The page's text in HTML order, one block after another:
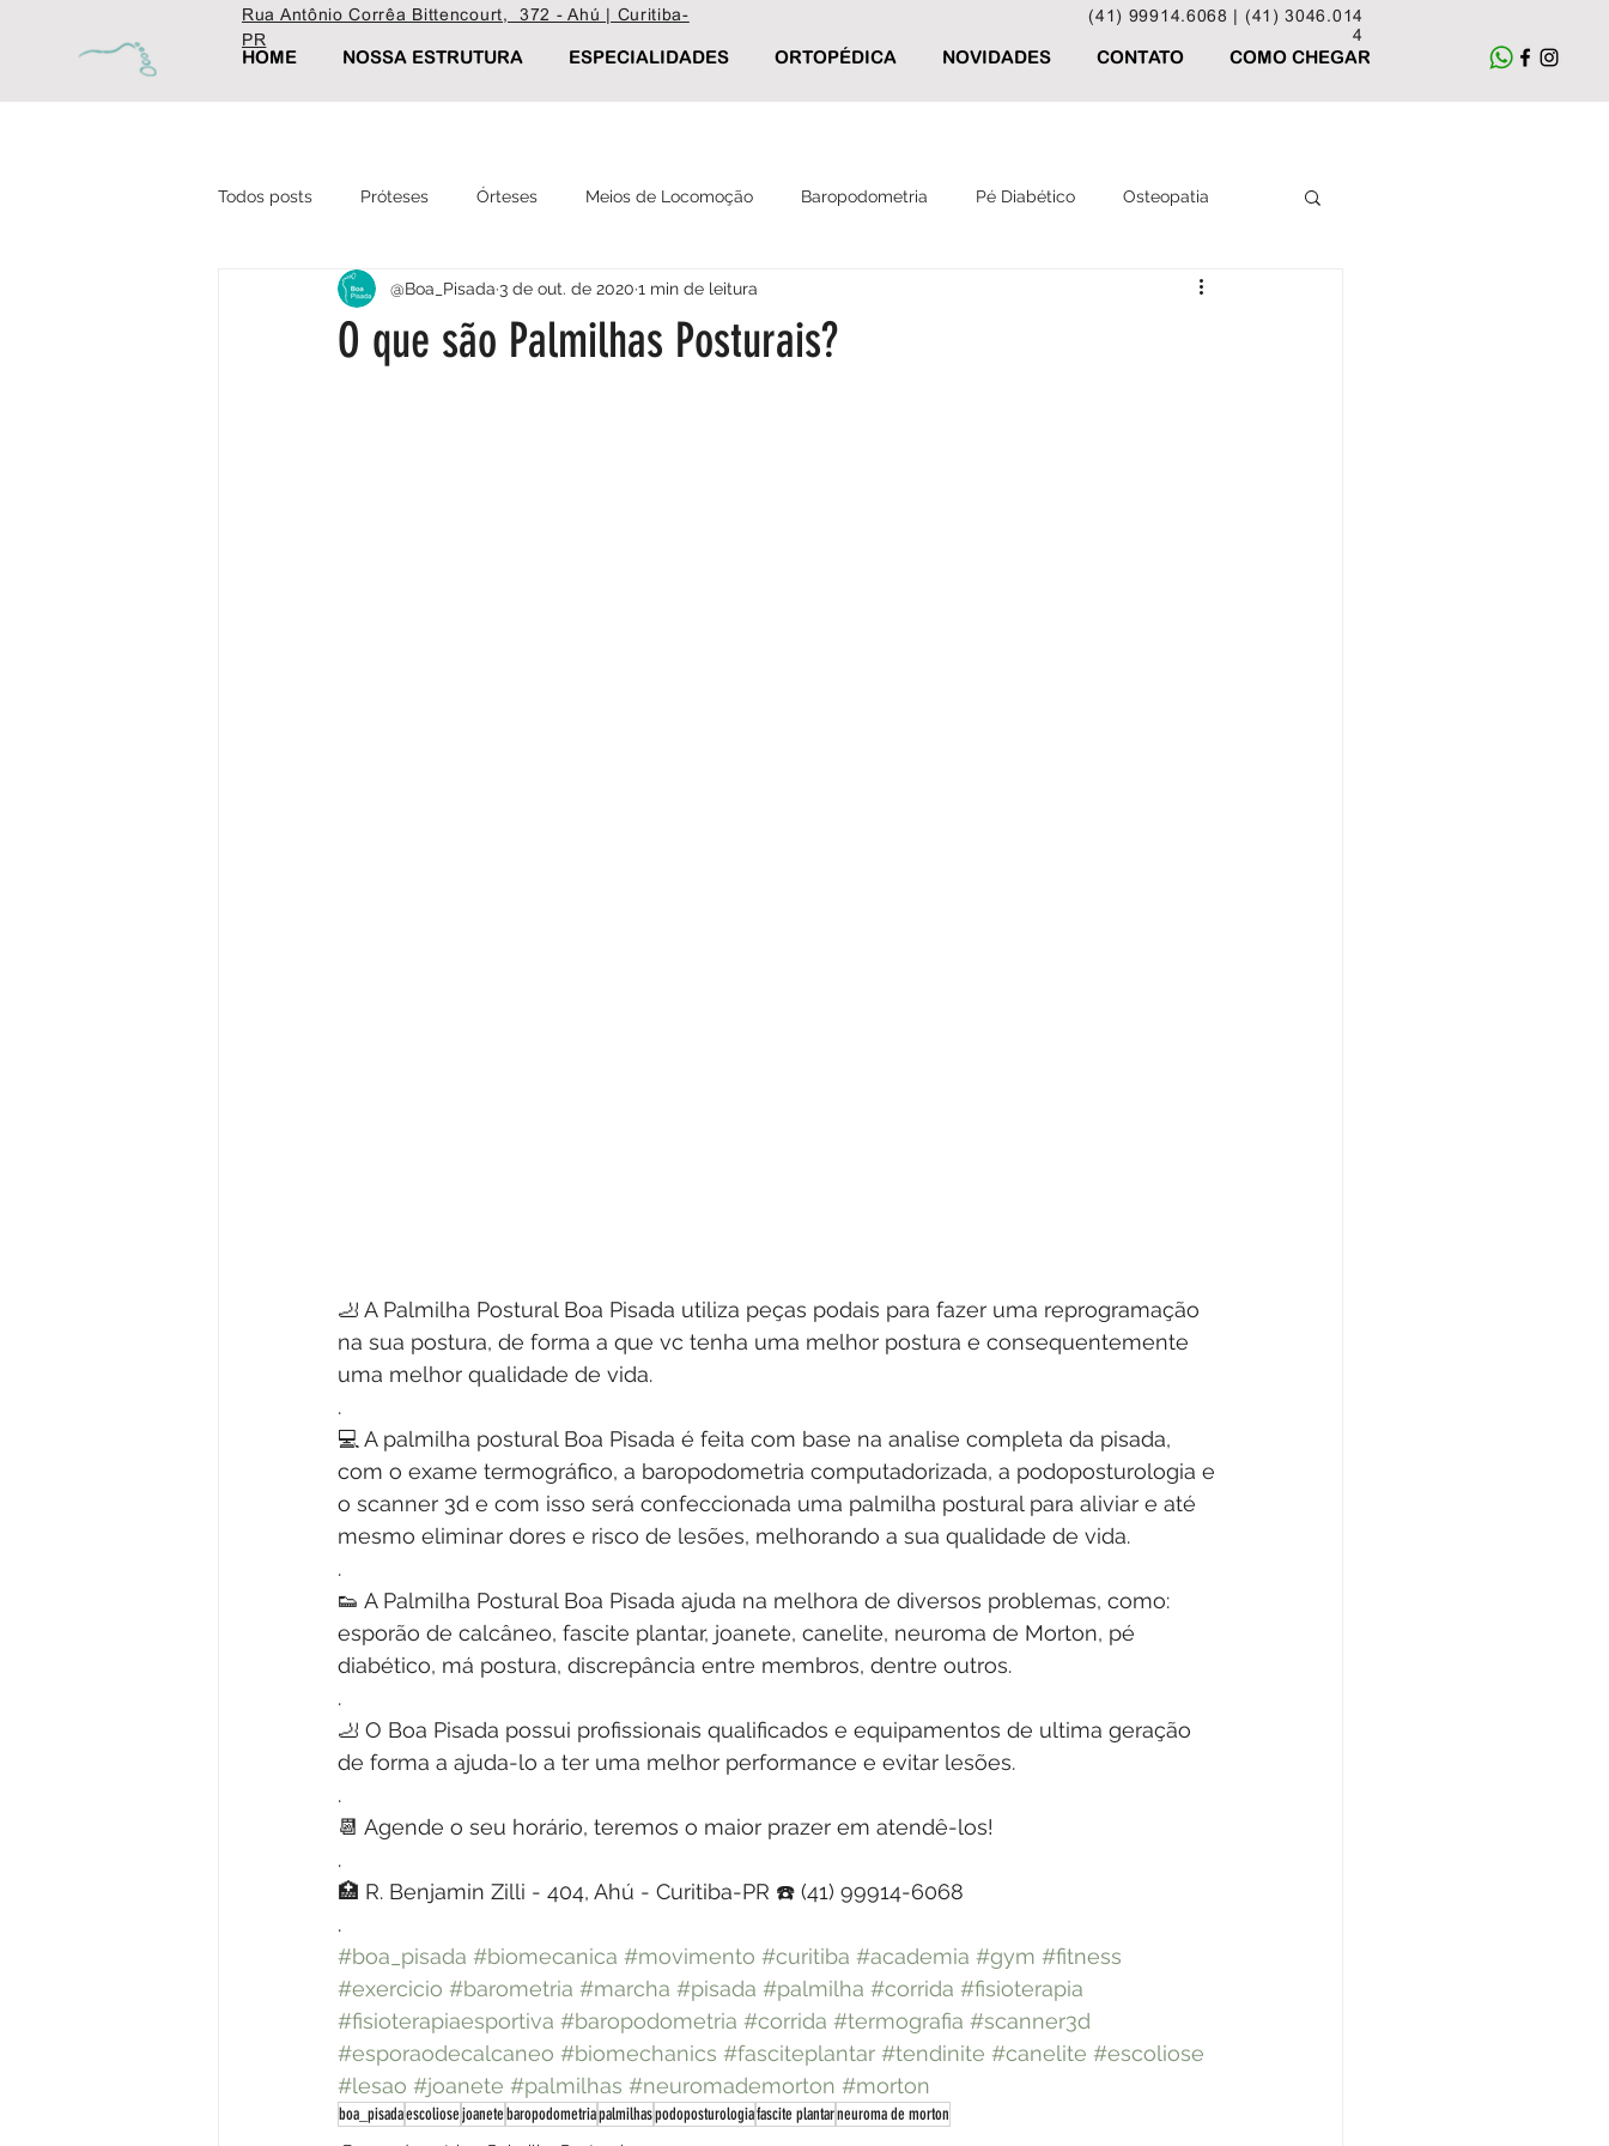
HOME NOSSA ESTRUTURA ESPECIALIDADES ORTOPÉDICA NOVIDADES CONTATO COMO CHEGAR
Rua Antônio Corrêa Bittencourt, 372 - Ahú | Curitiba-
PR
(41) 99914.6068 | (41) 3046.014
4
Todos posts Próteses Órteses Meios de Locomoção Baropodometria Pé Diabético Osteopatia
Ortopédica Fisioterapia Reabilitação Palmilha Postural
O que são Palmilhas Posturais?
@Boa_Pisada 3 de out. de 2020 1 min de leitura
🦶 A Palmilha Postural Boa Pisada utiliza peças podais para fazer uma reprogramação
na sua postura, de forma a que vc tenha uma melhor postura e consequentemente
uma melhor qualidade de vida.
.
💻 A palmilha postural Boa Pisada é feita com base na analise completa da pisada,
com o exame termográfico, a baropodometria computadorizada, a podoposturologia e
o scanner 3d e com isso será confeccionada uma palmilha postural para aliviar e até
mesmo eliminar dores e risco de lesões, melhorando a sua qualidade de vida.
.
👟 A Palmilha Postural Boa Pisada ajuda na melhora de diversos problemas, como:
esporão de calcâneo, fascite plantar, joanete, canelite, neuroma de Morton, pé
diabético, má postura, discrepância entre membros, dentre outros.
.
🦶 O Boa Pisada possui profissionais qualificados e equipamentos de ultima geração
de forma a ajuda-lo a ter uma melhor performance e evitar lesões.
.
📆 Agende o seu horário, teremos o maior prazer em atendê-los!
.
🏥 R. Benjamin Zilli - 404, Ahú - Curitiba-PR ☎️ (41) 99914-6068
.
#boa_pisada #biomecanica #movimento #curitiba #academia #gym #fitness
#exercicio #barometria #marcha #pisada #palmilha #corrida #fisioterapia
#fisioterapiaesportiva #baropodometria #corrida #termografia #scanner3d
#esporaodecalcaneo #biomechanics #fasciteplantar #tendinite #canelite #escoliose
#lesao #joanete #palmilhas #neuromademorton #morton
boa_pisadaescoliosejoanetebaropodometriapalmilhaspodoposturologiafascite plantarneuroma de morton